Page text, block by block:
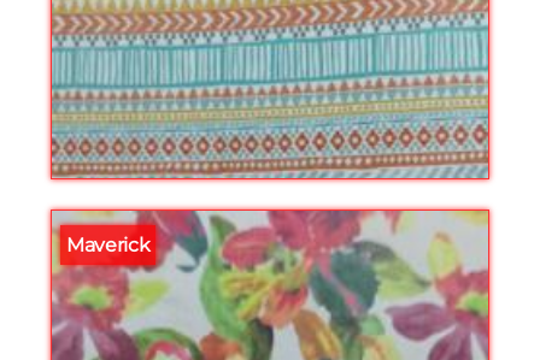
Maverick